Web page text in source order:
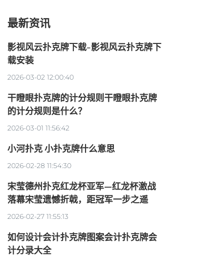
最新资讯
影视风云扑克牌下载-影视风云扑克牌下
载安装
2026-03-02 12:00:40
干瞪眼扑克牌的计分规则干瞪眼扑克牌
的计分规则是什么？
2026-03-01 11:56:42
小河扑克 小扑克牌什么意思
2026-02-28 11:54:30
宋莹德州扑克红龙杯亚军—红龙杯激战
落幕宋莹遗憾折戟，距冠军一步之遥
2026-02-27 11:55:13
如何设计会计扑克牌图案会计扑克牌会
计分录大全